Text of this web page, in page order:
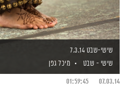
שישי-שבט 7.3.14
שישי - שבט
מיכל גפן
07.03.14
01:59:45